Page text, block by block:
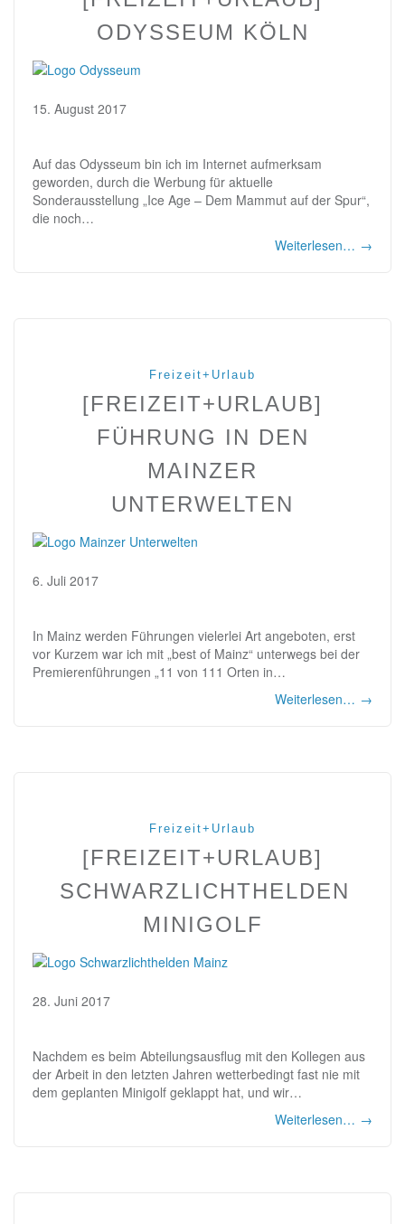
ODYSSEUM KÖLN
15. August 2017
Auf das Odysseum bin ich im Internet aufmerksam
geworden, durch die Werbung für aktuelle
Sonderausstellung „Ice Age – Dem Mammut auf der Spur“,
die noch…
Weiterlesen… →
Freizeit+Urlaub
[FREIZEIT+URLAUB]
FÜHRUNG IN DEN
MAINZER
UNTERWELTEN
6. Juli 2017
In Mainz werden Führungen vielerlei Art angeboten, erst
vor Kurzem war ich mit „best of Mainz“ unterwegs bei der
Premierenführungen „11 von 111 Orten in…
Weiterlesen… →
Freizeit+Urlaub
[FREIZEIT+URLAUB]
SCHWARZLICHTHELDEN
MINIGOLF
28. Juni 2017
Nachdem es beim Abteilungsausflug mit den Kollegen aus
der Arbeit in den letzten Jahren wetterbedingt fast nie mit
dem geplanten Minigolf geklappt hat, und wir…
Weiterlesen… →